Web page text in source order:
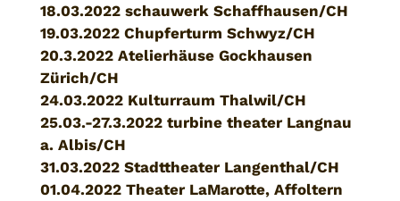
18.03.2022 schauwerk Schaffhausen/CH
19.03.2022 Chupferturm Schwyz/CH
20.3.2022 Atelierhäuse Gockhausen
Zürich/CH
24.03.2022 Kulturraum Thalwil/CH
25.03.-27.3.2022 turbine theater Langnau
a. Albis/CH
31.03.2022 Stadttheater Langenthal/CH
01.04.2022 Theater LaMarotte, Affoltern